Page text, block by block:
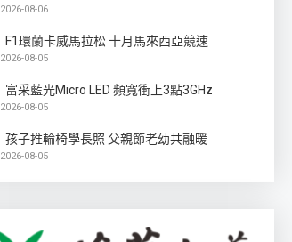
2026-08-06
F1環蘭卡威馬拉松 十月馬來西亞競速
2026-08-05
富采藍光Micro LED 頻寬衝上3點3GHz
2026-08-05
孩子推輪椅學長照 父親節老幼共融暖
2026-08-05